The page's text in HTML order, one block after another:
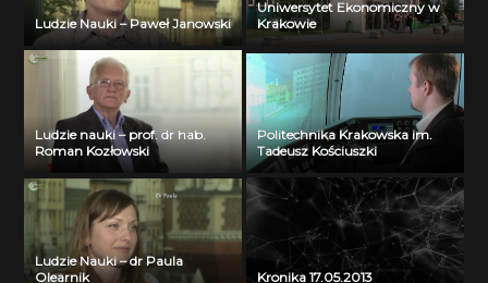
Ludzie Nauki – Paweł Janowski
Uniwersytet Ekonomiczny w
Krakowie
Ludzie nauki – prof. dr hab.
Roman Kozłowski
Politechnika Krakowska im.
Tadeusz Kościuszki
Ludzie Nauki – dr Paula
Olearnik
Kronika 17.05.2013